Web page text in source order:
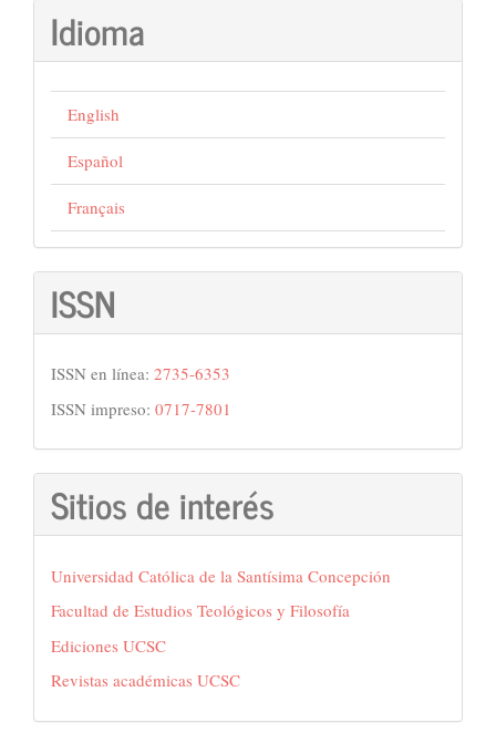
Idioma
English
Español
Français
ISSN
ISSN en línea: 2735-6353
ISSN impreso: 0717-7801
Sitios de interés
Universidad Católica de la Santísima Concepción
Facultad de Estudios Teológicos y Filosofía
Ediciones UCSC
Revistas académicas UCSC